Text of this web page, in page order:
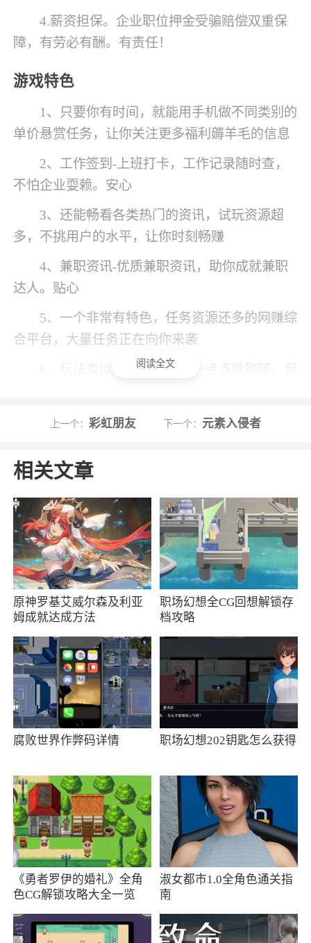
4.薪资担保。企业职位押金受骗赔偿双重保
障，有劳必有酬。有责任！
游戏特色
1、只要你有时间，就能用手机做不同类别的
单价悬赏任务，让你关注更多福利薅羊毛的信息
2、工作签到-上班打卡，工作记录随时查，
不怕企业耍赖。安心
3、还能畅看各类热门的资讯，试玩资源超
多，不挑用户的水平，让你时刻畅赚
4、兼职资讯-优质兼职资讯，助你成就兼职
达人。贴心
5、一个非常有特色，任务资源还多的网赚综
合平台，大量任务正在向你来袭
6、玩法类似于飞鸟，碰到一点点就狗带，但
小编评价
1、天天赚钱app试玩平台软件官网入口是一
个有试玩任务、限时任务、网赚特色任务的赚钱
平台。能让你极速的试玩各类新游戏，让你挑选
单价很高的任务，让你天天畅赚，让你极速的试
玩，是一个超级有特色，资源丰富的网赚悬赏平
台
2、在这里，您只需要完成相关的任务就可以
获得相应的金币。全民天天赚所推荐的应用都是
经过严格测试筛选的，您可以放心安装使用
3、在游戏中，你将为了自己的女友努力赚
钱，游戏的玩法简单，单机游戏无需联网，画面
简洁直白，听说赚了250就会有女朋友
优化玩家游戏体验
修复bug
阅读全文
上一个：彩虹朋友 下一个： 元素入侵者
相关文章
原神罗基艾威尔森及利亚
姆成就达成方法
职场幻想全CG回想解锁存
档攻略
腐败世界作弊码详情 职场幻想202钥匙怎么获得
《勇者罗伊的婚礼》全角
色CG解锁攻略大全一览
淑女都市1.0全角色通关指
南